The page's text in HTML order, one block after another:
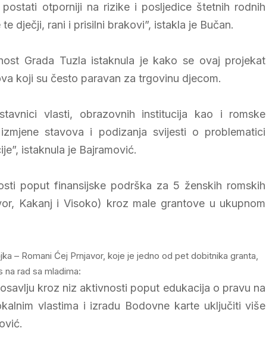
otporniji na rizike i posljedice štetnih rodnih
dječji, rani i prisilni brakovi”, istakla je Bučan.
Grada Tuzla istaknula je kako se ovaj projekat
koji su često paravan za trgovinu djecom.
vlasti, obrazovnih institucija kao i romske
stavova i podizanja svijesti o problematici
istaknula je Bajramović.
poput finansijske podrška za 5 ženskih romskih
Kakanj i Visoko) kroz male grantove u ukupnom
– Romani Ćej Prnjavor, koje je jedno od pet dobitnika granta,
na rad sa mladima:
kroz niz aktivnosti poput edukacija o pravu na
vlastima i izradu Bodovne karte uključiti više